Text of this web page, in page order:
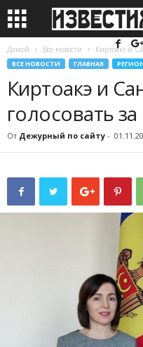
Домой Все новости Киртоакэ и
ВСЕ НОВОСТИ ГЛАВНАЯ
Киртоакэ и
голосовать
От Дежурный по сайту -